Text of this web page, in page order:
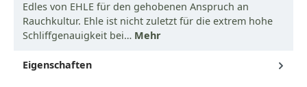
Edles von EHLE für den gehobenen Anspruch an
Rauchkultur. Ehle ist nicht zuletzt für die extrem hohe
Schliffgenauigkeit bei… Mehr
Eigenschaften